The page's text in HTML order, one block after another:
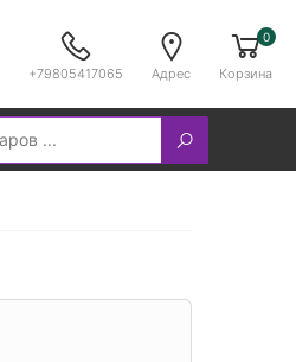
+79805417065 Адрес
0
Корзина